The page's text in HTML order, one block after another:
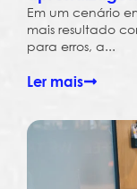
Em um cenário
mais resultado
para erros, a...
Ler mais